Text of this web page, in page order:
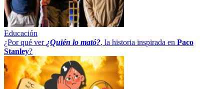
Educación
¿Por qué ver ¿Quién lo mató?, la historia inspirada en Paco
Stanley?